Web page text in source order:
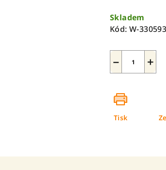
cena:
Skladem
Kód: W-330593
+
−
Tisk